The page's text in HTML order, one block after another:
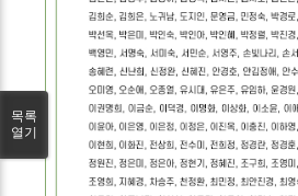
목록
열기